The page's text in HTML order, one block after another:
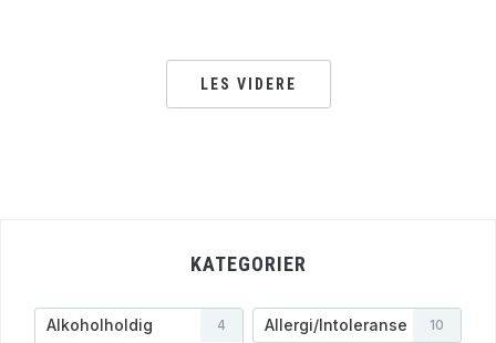
LES VIDERE
KATEGORIER
Alkoholholdig
4 Allergi/Intoleranse 10